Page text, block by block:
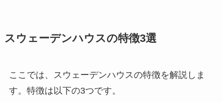
スウェーデンハウスの特徴3選
ここでは、スウェーデンハウスの特徴を解説しま
す。特徴は以下の3つです。